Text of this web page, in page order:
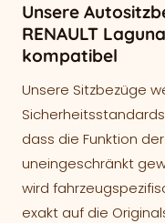
Unsere
RENAULT
kompatibel
Unsere Sitzbezüge
dass die Funktion
uneingeschränkt
wird
exakt auf die